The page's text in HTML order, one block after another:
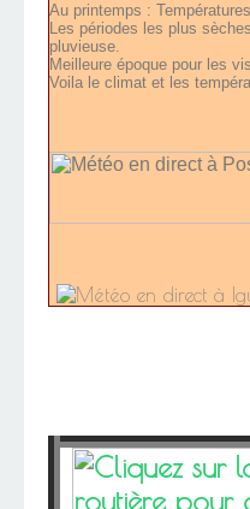
Au printemps :
Les périodes les plus
pluvieuse.
Meilleure époque pour les
Voila le climat et les